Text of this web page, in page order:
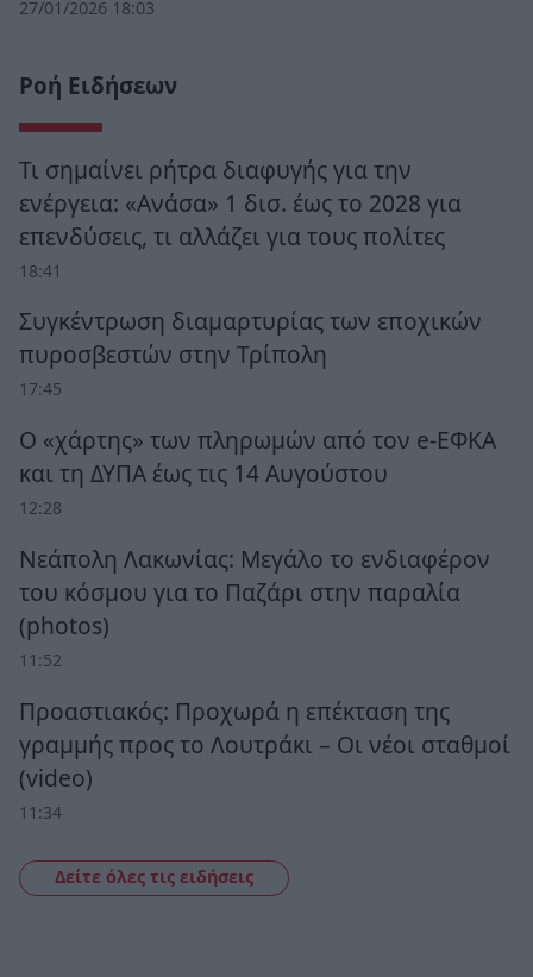
27/01/2026 18:03
Ροή Ειδήσεων
Τι σημαίνει ρήτρα διαφυγής για την
ενέργεια: «Ανάσα» 1 δισ. έως το 2028 για
επενδύσεις, τι αλλάζει για τους πολίτες
18:41
Συγκέντρωση διαμαρτυρίας των εποχικών
πυροσβεστών στην Τρίπολη
17:45
Ο «χάρτης» των πληρωμών από τον e-ΕΦΚΑ
και τη ΔΥΠΑ έως τις 14 Αυγούστου
12:28
Νεάπολη Λακωνίας: Μεγάλο το ενδιαφέρον
του κόσμου για το Παζάρι στην παραλία
(photos)
11:52
Προαστιακός: Προχωρά η επέκταση της
γραμμής προς το Λουτράκι – Οι νέοι σταθμοί
(video)
11:34
Δείτε όλες τις ειδήσεις